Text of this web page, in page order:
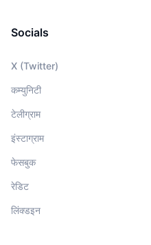
Socials
X (Twitter)
कम्युनिटी
टेलीग्राम
इंस्टाग्राम
फेसबुक
रेडिट
लिंक्डइन